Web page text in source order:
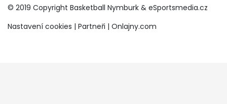
© 2019 Copyright Basketball Nymburk & eSportsmedia.cz
Nastavení cookies | Partneři | Onlajny.com